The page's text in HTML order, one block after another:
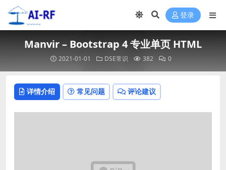
登录
Manvir – Bootstrap 4 专业单页 HTML
2021-01-01 DSE常识 382 0
详情介绍 常见问题 评论建议